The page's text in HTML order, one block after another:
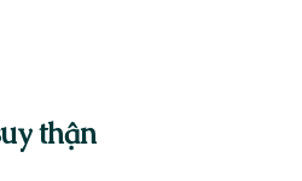
thận